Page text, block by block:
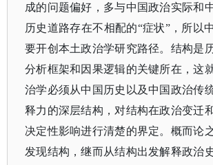
成的问题偏好，多与中国政治实际和
历史道路存在不相配的“症状”，所以
要开创本土政治学研究路径。结构是
分析框架和因果逻辑的关键所在，这
治学必须从中国历史以及中国政治传
释力的深层结构，对结构在政治变迁
决定性影响进行清楚的界定。概而论
发现结构，继而从结构出发解释政治